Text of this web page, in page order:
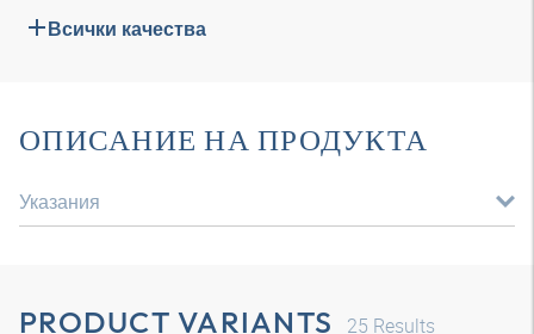
Всички качества
ОПИСАНИЕ НА ПРОДУКТА
Указания
PRODUCT VARIANTS 25 Results